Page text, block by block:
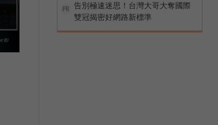
PR
告別極速迷思！台灣大哥大奪國際
雙冠揭密好網路新標準